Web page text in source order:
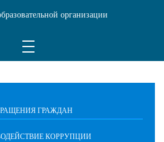
ГРАЖДАН
КОРРУПЦИИ
организации